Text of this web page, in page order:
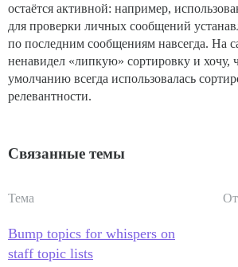
остаётся активной: например,
для проверки личных сообщений
по последним сообщениям навсегда. На
ненавидел «липкую» сортировку и хочу,
умолчанию всегда использовалась
релевантности.
Связанные темы
Тема
Bump topics for whispers on
staff topic lists